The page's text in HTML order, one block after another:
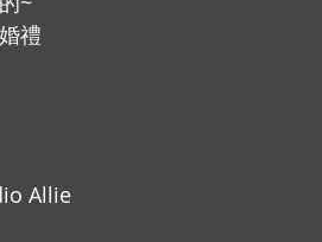
禮
Allie